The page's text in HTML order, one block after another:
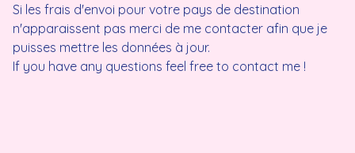
Si les frais d'envoi pour votre pays de destination
n'apparaissent pas merci de me contacter afin que je
puisses mettre les données à jour.
If you have any questions feel free to contact me !